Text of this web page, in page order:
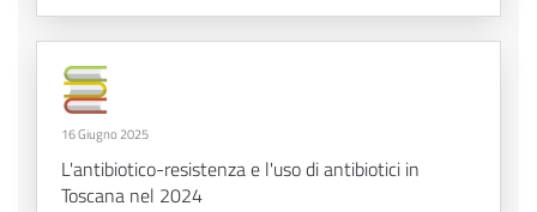
16 Giugno 2025
L'antibiotico-resistenza e l'uso di antibiotici in
Toscana nel 2024